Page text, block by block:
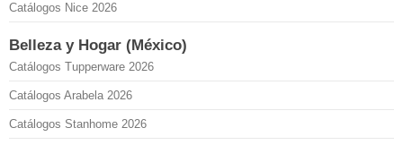
Catálogos Nice 2026
Belleza y Hogar (México)
Catálogos Tupperware 2026
Catálogos Arabela 2026
Catálogos Stanhome 2026